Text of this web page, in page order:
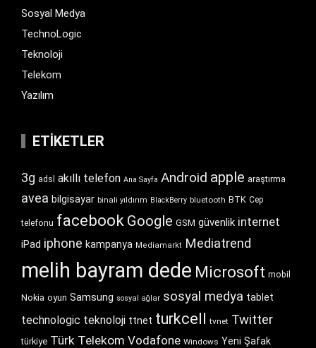
Sosyal Medya
TechnoLogic
Teknoloji
Telekom
Yazılım
ETIKETLER
3g adsl akıllı telefon Ana Sayfa Android apple araştırma
avea bilgisayar binali yıldırım BlackBerry bluetooth BTK Cep
telefonu facebook Google GSM güvenlik internet
iPad iphone kampanya Mediamarkt Mediatrend
melih bayram dede Microsoft mobil
Nokia oyun Samsung sosyal ağlar sosyal medya tablet
technologic teknoloji ttnet turkcell tvnet Twitter
türkiye Türk Telekom Vodafone Windows Yeni Şafak